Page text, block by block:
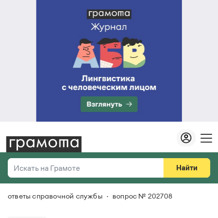
Искать на Грамоте
Справочная служба
Найти
Везде
ответы справочной службы вопрос № 202708